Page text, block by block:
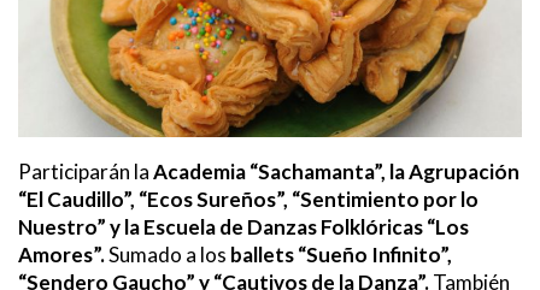
Participarán laAcademia “Sachamanta”, la Agrupación
“El Caudillo”, “Ecos Sureños”, “Sentimiento por lo
Nuestro” y la Escuela de Danzas Folklóricas “Los
Amores”.Sumado a los ballets “Sueño Infinito”,
“Sendero Gaucho” y “Cautivos de la Danza”.También